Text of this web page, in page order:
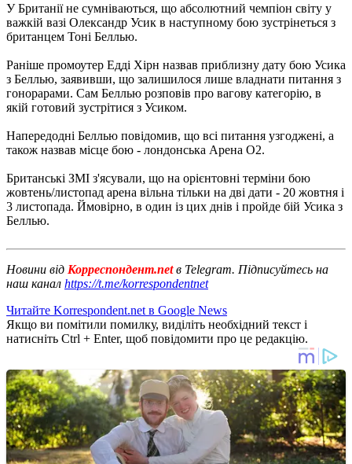
У Британії не сумніваються, що абсолютний чемпіон світу у
важкій вазі Олександр Усик в наступному бою зустрінеться з
британцем Тоні Беллью.
Раніше промоутер Едді Хірн назвав приблизну дату бою Усика
з Беллью, заявивши, що залишилося лише владнати питання з
гонорарами. Сам Беллью розповів про вагову категорію, в
якій готовий зустрітися з Усиком.
Напередодні Беллью повідомив, що всі питання узгоджені, а
також назвав місце бою - лондонська Арена O2.
Британські ЗМІ з'ясували, що на орієнтовні терміни бою
жовтень/листопад арена вільна тільки на дві дати - 20 жовтня і
3 листопада. Ймовірно, в один із цих днів і пройде бій Усика з
Беллью.
Новини від Корреспондент.netв Telegram. Підписуйтесь на
наш канал https://t.me/korrespondentnet
Читайте Korrespondent.net в Google News
Якщо ви помітили помилку, виділіть необхідний текст і
натисніть Ctrl + Enter, щоб повідомити про це редакцію.